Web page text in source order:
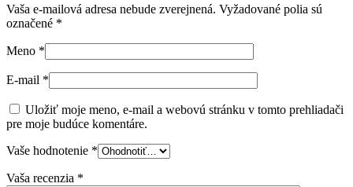
Vaša e-mailová adresa nebude zverejnená. Vyžadované polia sú
označené *
Meno *
E-mail *
Uložiť moje meno, e-mail a webovú stránku v tomto prehliadači
pre moje budúce komentáre.
Vaše hodnotenie *
Vaša recenzia *